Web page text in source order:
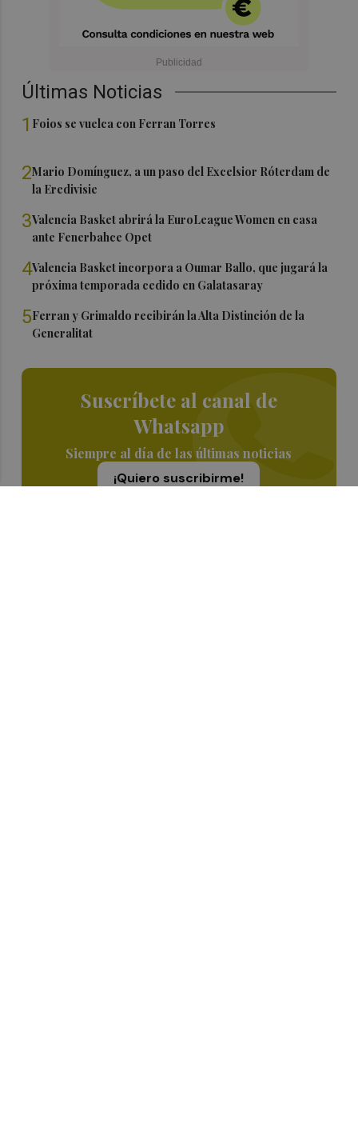
Últimas Noticias
1 Foios se vuelca con Ferran Torres
2Mario Domínguez, a un paso del Excelsior Róterdam de
la Eredivisie
3Valencia Basket abrirá la EuroLeague Women en casa
ante Fenerbahce Opet
4Valencia Basket incorpora a Oumar Ballo, que jugará la
próxima temporada cedido en Galatasaray
5Ferran y Grimaldo recibirán la Alta Distinción de la
Generalitat
Suscríbete al canal de
Whatsapp
Siempre al día de las últimas noticias
¡Quiero suscribirme!